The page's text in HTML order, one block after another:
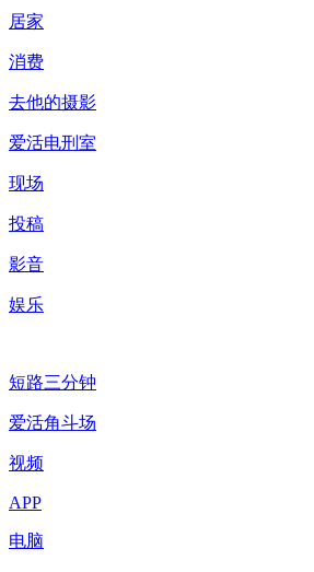
居家
消费
去他的摄影
爱活电刑室
现场
投稿
影音
娱乐
短路三分钟
爱活角斗场
视频
APP
电脑